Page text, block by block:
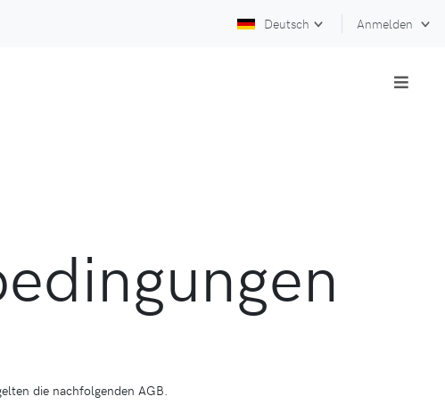
Deutsch Anmelden
die nachfolgenden AGB.